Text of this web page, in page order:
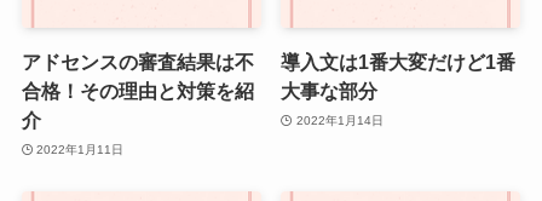
アドセンスの審査結果は不
合格！その理由と対策を紹
介
2022年1月11日
導入文は1番大変だけど1番
大事な部分
2022年1月14日